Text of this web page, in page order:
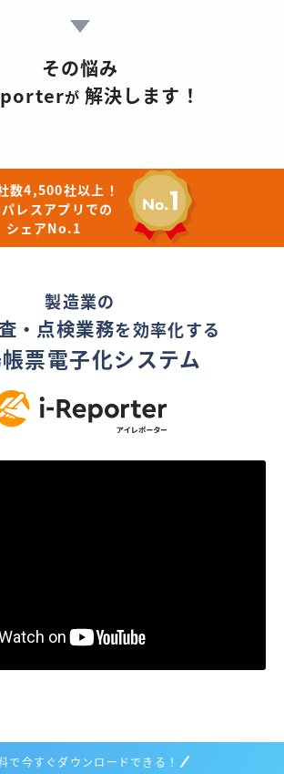
その悩み
が 解決します！
数4,500社以上！
レスアプリでの
シェアNo.1
製造業の
・点検業務を効率化する
票電子化システム
で今すぐダウンロードできる！